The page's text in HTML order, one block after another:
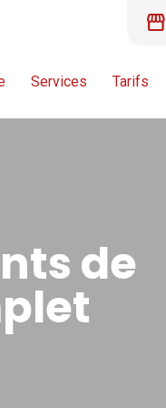
storefront
Services Tarifs
de